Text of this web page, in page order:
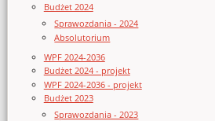
Budżet 2024
Sprawozdania - 2024
Absolutorium
WPF 2024-2036
Budżet 2024 - projekt
WPF 2024-2036 - projekt
Budżet 2023
Sprawozdania - 2023